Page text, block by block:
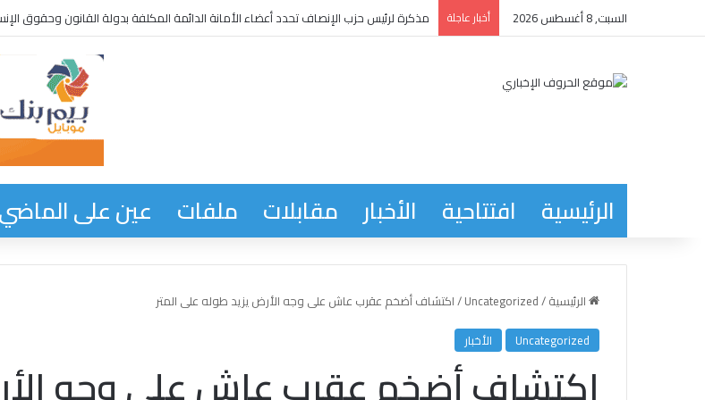
السبت, 8 أغسطس 2026 أخبار عاجلة مذكرة لرئيس حزب الإنصاف تحدد أعضاء الأمانة الدائمة المكلفة بدولة القانون وحقوق
الرئيسية افتتاحية الأخبار مقابلات ملفات عين على الماضي
الرئيسية/
Uncategorized
/اكتشاف أضخم عقرب عاش على وجه الأرض يزيد طوله على المتر
Uncategorized
الأخبار